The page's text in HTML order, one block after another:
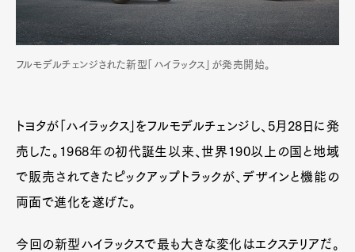
フルモデルチェンジされた新型「ハイラックス」が発売開始。
トヨタが「ハイラックス」をフルモデルチェンジし、5月28日に発
売した。1968年の初代誕生以来、世界190以上の国と地域
で販売されてきたピックアップトラックが、デザインと機能の
両面で進化を遂げた。
今回の新型ハイラックスで最も大きな変化はエクステリアだ。